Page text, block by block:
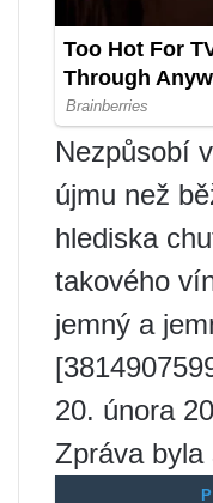
Nezpůsobí
újmu než
hlediska
takového
jemný a
20. února
Zpráva byla